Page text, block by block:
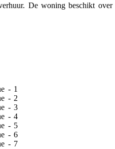
De woning beschikt